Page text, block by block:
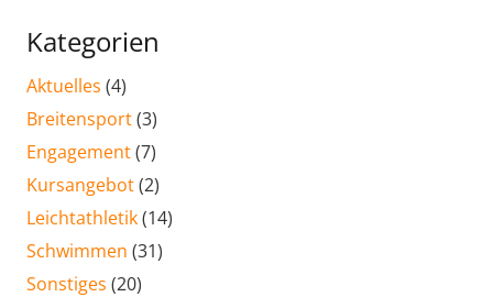
Kategorien
Aktuelles (4)
Breitensport(3)
Engagement(7)
Kursangebot(2)
Leichtathletik(14)
Schwimmen (31)
Sonstiges (20)